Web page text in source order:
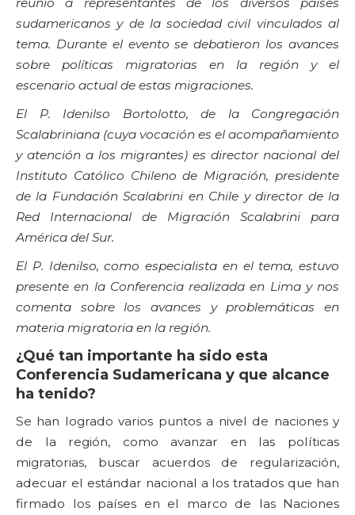
reunió a representantes de los diversos países
sudamericanos y de la sociedad civil vinculados al
tema. Durante el evento se debatieron los avances
sobre políticas migratorias en la región y el
escenario actual de estas migraciones.
El P. Idenilso Bortolotto, de la Congregación
Scalabriniana (cuya vocación es el acompañamiento
y atención a los migrantes) es director nacional del
Instituto Católico Chileno de Migración, presidente
de la Fundación Scalabrini en Chile y director de la
Red Internacional de Migración Scalabrini para
América del Sur.
El P. Idenilso, como especialista en el tema, estuvo
presente en la Conferencia realizada en Lima y nos
comenta sobre los avances y problemáticas en
materia migratoria en la región.
¿Qué tan importante ha sido esta
Conferencia Sudamericana y que alcance
ha tenido?
Se han logrado varios puntos a nivel de naciones y
de la región, como avanzar en las políticas
migratorias, buscar acuerdos de regularización,
adecuar el estándar nacional a los tratados que han
firmado los países en el marco de las Naciones